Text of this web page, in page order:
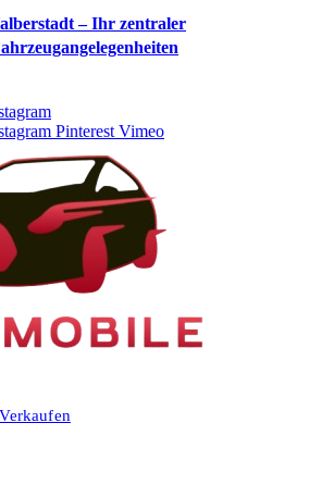
– Ihr zentraler
Pinterest Vimeo